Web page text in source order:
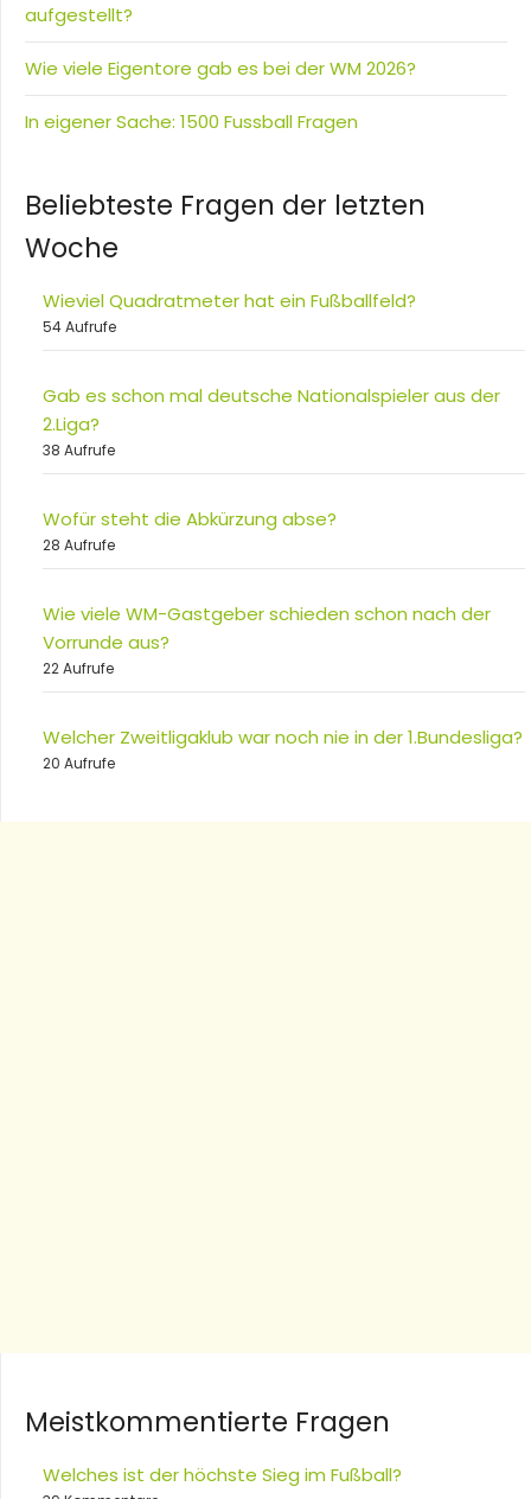
aufgestellt?
Wie viele Eigentore gab es bei der WM 2026?
In eigener Sache: 1500 Fussball Fragen
Beliebteste Fragen der letzten
Woche
Wieviel Quadratmeter hat ein Fußballfeld?
54 Aufrufe
Gab es schon mal deutsche Nationalspieler aus der
2.Liga?
38 Aufrufe
Wofür steht die Abkürzung abse?
28 Aufrufe
Wie viele WM-Gastgeber schieden schon nach der
Vorrunde aus?
22 Aufrufe
Welcher Zweitligaklub war noch nie in der 1.Bundesliga?
20 Aufrufe
Meistkommentierte Fragen
Welches ist der höchste Sieg im Fußball?